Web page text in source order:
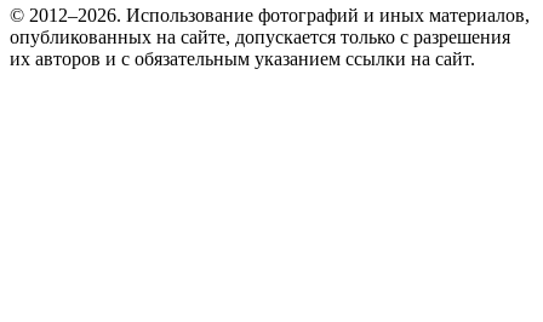
© 2012–2026. Использование фотографий и иных материалов,
опубликованных на сайте, допускается только с разрешения
их авторов и c обязательным указанием ссылки на сайт.